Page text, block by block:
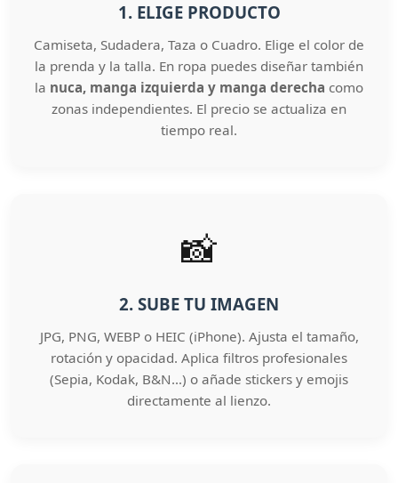
1. ELIGE PRODUCTO
Camiseta, Sudadera, Taza o Cuadro. Elige el color de
la prenda y la talla. En ropa puedes diseñar también
la nuca, manga izquierda y manga derecha como
zonas independientes. El precio se actualiza en
tiempo real.
📸
2. SUBE TU IMAGEN
JPG, PNG, WEBP o HEIC (iPhone). Ajusta el tamaño,
rotación y opacidad. Aplica filtros profesionales
(Sepia, Kodak, B&N…) o añade stickers y emojis
directamente al lienzo.